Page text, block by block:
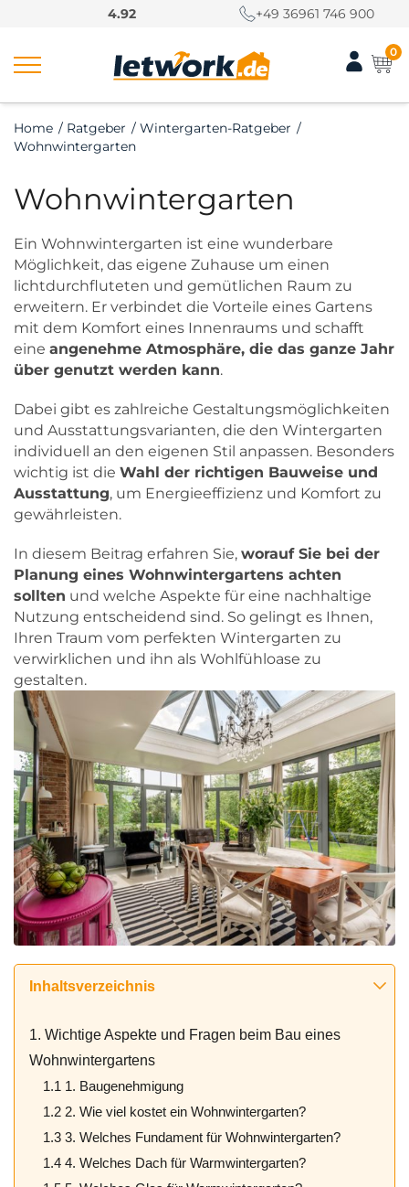
4.92 +49 36961 746 900
0
Home / Ratgeber / Wintergarten-Ratgeber /
Wohnwintergarten
Wohnwintergarten
Ein Wohnwintergarten ist eine wunderbare
Möglichkeit, das eigene Zuhause um einen
lichtdurchfluteten und gemütlichen Raum zu
erweitern. Er verbindet die Vorteile eines Gartens
mit dem Komfort eines Innenraums und schafft
eine angenehme Atmosphäre, die das ganze Jahr
über genutzt werden kann.
Dabei gibt es zahlreiche Gestaltungsmöglichkeiten
und Ausstattungsvarianten, die den Wintergarten
individuell an den eigenen Stil anpassen. Besonders
wichtig ist die Wahl der richtigen Bauweise und
Ausstattung, um Energieeffizienz und Komfort zu
gewährleisten.
In diesem Beitrag erfahren Sie, worauf Sie bei der
Planung eines Wohnwintergartens achten
sollten und welche Aspekte für eine nachhaltige
Nutzung entscheidend sind. So gelingt es Ihnen,
Ihren Traum vom perfekten Wintergarten zu
verwirklichen und ihn als Wohlfühloase zu
gestalten.
Inhaltsverzeichnis
1. Wichtige Aspekte und Fragen beim Bau eines
Wohnwintergartens
1.1 1. Baugenehmigung
1.2 2. Wie viel kostet ein Wohnwintergarten?
1.3 3. Welches Fundament für Wohnwintergarten?
1.4 4. Welches Dach für Warmwintergarten?